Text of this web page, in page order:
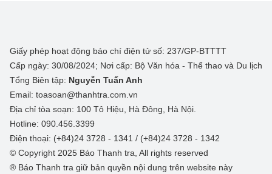
Giấy phép hoạt động báo chí điện tử số: 237/GP-BTTTT
Cấp ngày: 30/08/2024; Nơi cấp: Bộ Văn hóa - Thể thao và Du lịch
Tổng Biên tập: Nguyễn Tuấn Anh
Email: toasoan@thanhtra.com.vn
Địa chỉ tòa soạn: 100 Tô Hiệu, Hà Đông, Hà Nội.
Hotline: 090.456.3399
Điện thoại: (+84)24 3728 - 1341 / (+84)24 3728 - 1342
© Copyright 2025 Báo Thanh tra, All rights reserved
® Báo Thanh tra giữ bản quyền nội dung trên website này